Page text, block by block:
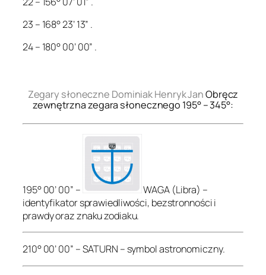
23 – 168° 23’ 13” .
24 – 180° 00’ 00” .
Zegary słoneczne Dominiak Henryk JanObręcz
zewnętrzna zegara słonecznego 195° – 345°:
195° 00’ 00” –
WAGA (Libra) –
identyfikator sprawiedliwości, bezstronności i
prawdy oraz znaku zodiaku.
210° 00’ 00” – SATURN – symbol astronomiczny.